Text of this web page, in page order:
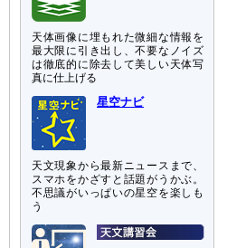
天体画像に埋もれた微細な情報を
最大限に引き出し、不要なノイズ
は徹底的に除去して美しい天体写
真に仕上げる
星空ナビ
天文現象から最新ニュースまで、
スマホをかざすと話題がうかぶ。
不思議がいっぱいの星空を楽しも
う